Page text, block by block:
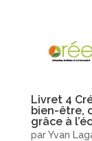
Livret 4
bien-être,
grâce à
parYvan